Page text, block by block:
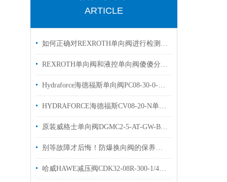
ARTICLE
如何正确对REXROTH单向阀进行检测和维修
REXROTH单向阀和液控单向阀傻傻分不清楚？看完你就明白了！
Hydraforce海德福斯单向阀PC08-30-0-N库存优势出售
HYDRAFORCE海德福斯CV08-20-N单向阀选购参考
原装威格士单向阀DGMC2-5-AT-GW-BT溢流阀简介
别等故障才后悔！防爆换向阀的保养诀窍，早知道少踩坑
哈威HAWE减压阀CDK32-08R-300-1/4原装哈维优势供应